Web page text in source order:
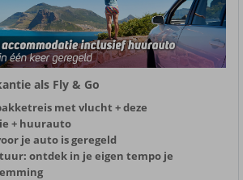
als Fly & Go
met vlucht + deze
+ huurauto
je auto is geregeld
ontdek in je eigen tempo je